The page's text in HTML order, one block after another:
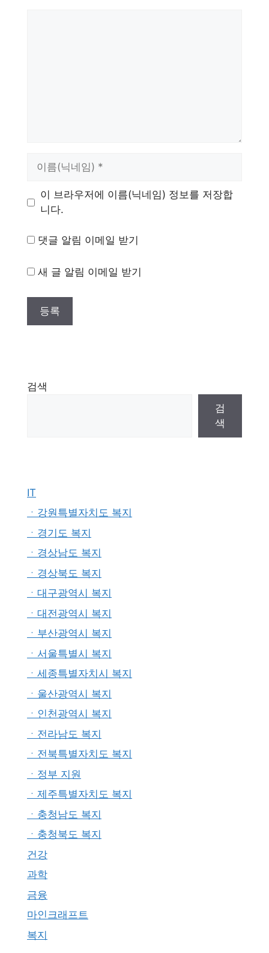
이 브라우저에 이름(닉네임) 정보를 저장합
니다.
댓글 알림 이메일 받기
새 글 알림 이메일 받기
검색
검
색
IT
ㆍ강원특별자치도 복지
ㆍ경기도 복지
ㆍ경상남도 복지
ㆍ경상북도 복지
ㆍ대구광역시 복지
ㆍ대전광역시 복지
ㆍ부산광역시 복지
ㆍ서울특별시 복지
ㆍ세종특별자치시 복지
ㆍ울산광역시 복지
ㆍ인천광역시 복지
ㆍ전라남도 복지
ㆍ전북특별자치도 복지
ㆍ정부 지원
ㆍ제주특별자치도 복지
ㆍ충청남도 복지
ㆍ충청북도 복지
건강
과학
금융
마인크래프트
복지